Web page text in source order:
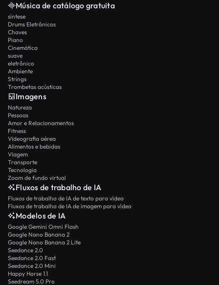
Música de catálogo gratuita
síntese
Drums Eletrônicos
Chaves
Piano
Cinemática
suave
eletrônico
Ambiente
Strings
Trombetas acústicas
Imagens
Natureza
Pessoas
Amor e Relacionamentos
Fitness
Videografia aérea
Alimentos e bebidas
Viagem
Transporte
Tecnologia
Zoom de fundo virtual
Fluxos de trabalho de IA
Fluxos de trabalho de IA de texto para vídeo
Fluxos de trabalho de IA de imagem para vídeo
Modelos de IA
Google Gemini Omni Flash
Google Nano Banana 2
Google Nano Banana 2 Lite
Seedance 2.0
Seedance 2.0 Fast
Seedance 2.0 Mini
Happy Horse 1.1
Seedream 5.0 Pro